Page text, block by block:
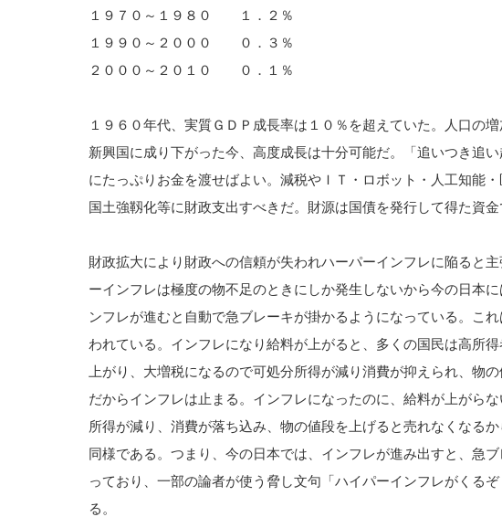
１９７０～１９８０ １．２％
１９９０～２０００ ０．３％
２０００～２０１０ ０．１％
１９６０年代、実質ＧＤＰ成長率は１０％を超えていた。人口の増
新興国に成り下がった今、高度成長は十分可能だ。「追いつき追
にたっぷりお金を渡せばよい。減税やＩＴ・ロボット・人工知能・
国土強靱化等に財政支出すべきだ。財源は国債を発行して得た資金
財政拡大により財政への信頼が失われハーパーインフレに陥ると
ーインフレは極度の物不足のときにしか発生しないから今の日本
ンフレが進むと自動で急ブレーキが掛かるようになっている。こ
われている。インフレになり給料が上がると、多くの国民は高所
上がり、大増税になるので可処分所得が減り消費が抑えられ、物の
だからインフレは止まる。インフレになったのに、給料が上がら
所得が減り、消費が落ち込み、物の値段を上げると売れなくなる
同様である。つまり、今の日本では、インフレが進み出すと、急
っており、一部の論者が使う脅し文句「ハイパーインフレがくる
る。